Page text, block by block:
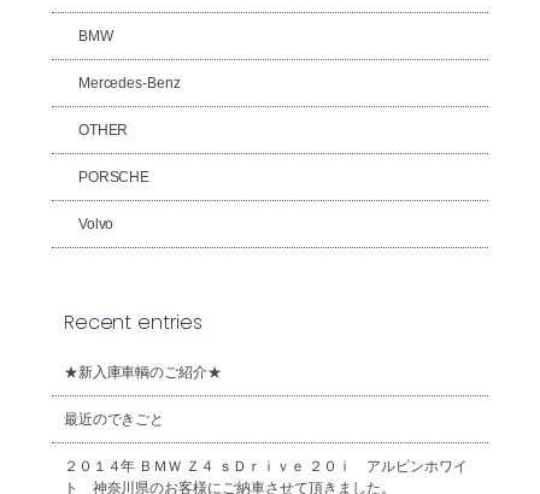
BMW
Mercedes-Benz
OTHER
PORSCHE
Volvo
Recent entries
★新入庫車輌のご紹介★
最近のできごと
２０１４年 ＢＭＷ Ｚ４ ｓＤｒｉｖｅ ２０ｉ アルピンホワイ
ト 神奈川県のお客様にご納車させて頂きました。